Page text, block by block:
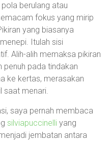
berulang atau
fokus yang mirip
yang biasanya
Itulah sisi
Alih-alih memaksa pikiran
pada tindakan
ke kertas, merasakan
saat menari.
saya pernah membaca
silviapuccinelli yang
jembatan antara